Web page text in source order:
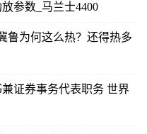
参数_马兰士4400
鲁为何这么热？还得热多
证券事务代表职务 世界